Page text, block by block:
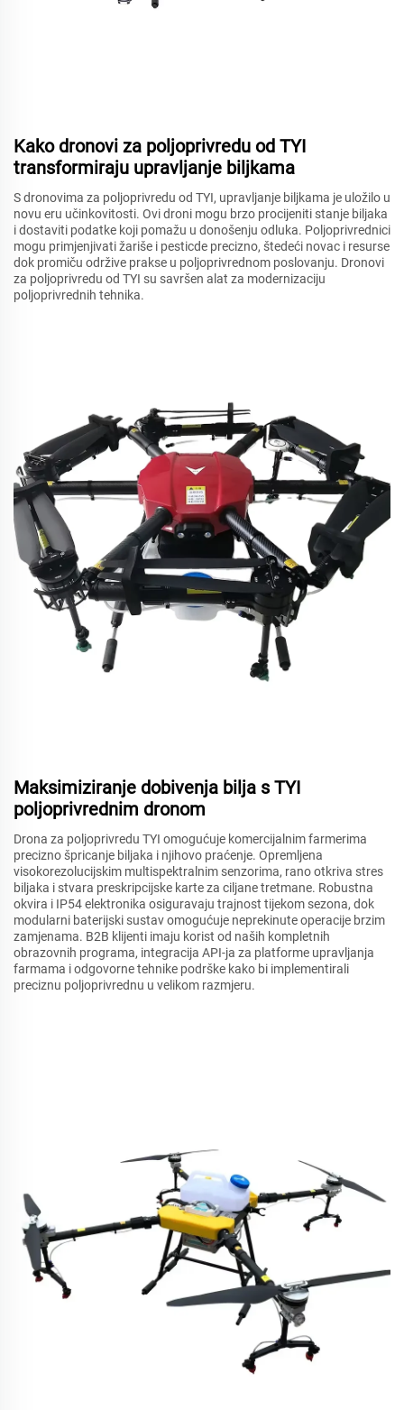
Kako dronovi za poljoprivredu od TYI
transformiraju upravljanje biljkama
S dronovima za poljoprivredu od TYI, upravljanje biljkama je uložilo u
novu eru učinkovitosti. Ovi droni mogu brzo procijeniti stanje biljaka
i dostaviti podatke koji pomažu u donošenju odluka. Poljoprivrednici
mogu primjenjivati žariše i pesticde precizno, štedeći novac i resurse
dok promiču održive prakse u poljoprivrednom poslovanju. Dronovi
za poljoprivredu od TYI su savršen alat za modernizaciju
poljoprivrednih tehnika.
Maksimiziranje dobivenja bilja s TYI
poljoprivrednim dronom
Drona za poljoprivredu TYI omogućuje komercijalnim farmerima
precizno špricanje biljaka i njihovo praćenje. Opremljena
visokorezolucijskim multispektralnim senzorima, rano otkriva stres
biljaka i stvara preskripcijske karte za ciljane tretmane. Robustna
okvira i IP54 elektronika osiguravaju trajnost tijekom sezona, dok
modularni baterijski sustav omogućuje neprekinute operacije brzim
zamjenama. B2B klijenti imaju korist od naših kompletnih
obrazovnih programa, integracija API-ja za platforme upravljanja
farmama i odgovorne tehnike podrške kako bi implementirali
preciznu poljoprivrednu u velikom razmjeru.